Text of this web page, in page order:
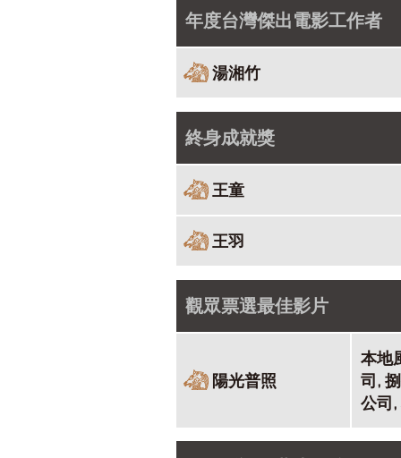
年度台灣傑出電影工作者
湯湘竹
終身成就獎
王童
王羽
觀眾票選最佳影片
陽光普照
本地
司,
公司